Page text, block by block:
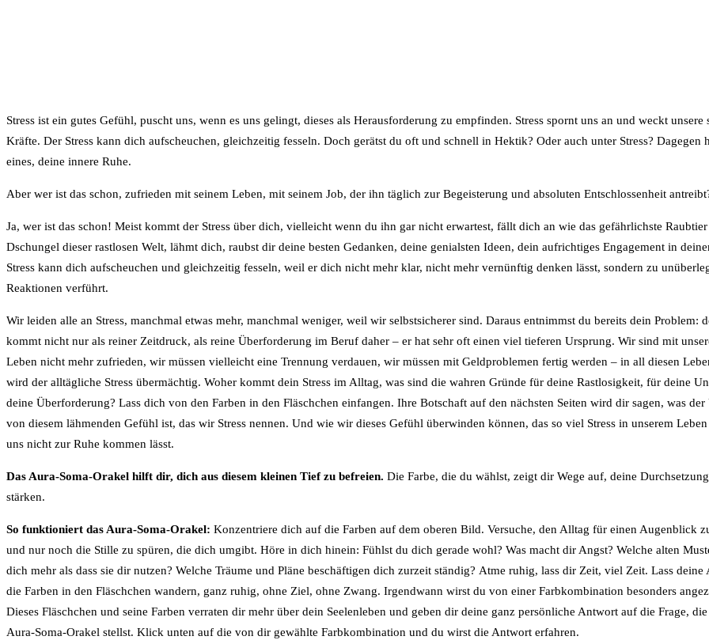
Stress ist ein gutes Gefühl, puscht uns, wenn es uns gelingt, dieses als Herausforderung zu empfinden. Stress spornt uns an und weckt unsere
Kräfte. Der Stress kann dich aufscheuchen, gleichzeitig fesseln. Doch gerätst du oft und schnell in Hektik? Oder auch unter Stress? Dagegen
eines, deine innere Ruhe.
Aber wer ist das schon, zufrieden mit seinem Leben, mit seinem Job, der ihn täglich zur Begeisterung und absoluten Entschlossenheit
Ja, wer ist das schon! Meist kommt der Stress über dich, vielleicht wenn du ihn gar nicht erwartest, fällt dich an wie das gefährlichste
Dschungel dieser rastlosen Welt, lähmt dich, raubst dir deine besten Gedanken, deine genialsten Ideen, dein aufrichtiges Engagement in
Stress kann dich aufscheuchen und gleichzeitig fesseln, weil er dich nicht mehr klar, nicht mehr vernünftig denken lässt, sondern zu
Reaktionen verführt.
Wir leiden alle an Stress, manchmal etwas mehr, manchmal weniger, weil wir selbstsicherer sind. Daraus entnimmst du bereits dein Problem:
kommt nicht nur als reiner Zeitdruck, als reine Überforderung im Beruf daher – er hat sehr oft einen viel tieferen Ursprung. Wir sind mit
Leben nicht mehr zufrieden, wir müssen vielleicht eine Trennung verdauen, wir müssen mit Geldproblemen fertig werden – in all diesen
wird der alltägliche Stress übermächtig. Woher kommt dein Stress im Alltag, was sind die wahren Gründe für deine Rastlosigkeit, für deine
deine Überforderung? Lass dich von den Farben in den Fläschchen einfangen. Ihre Botschaft auf den nächsten Seiten wird dir sagen, was
von diesem lähmenden Gefühl ist, das wir Stress nennen. Und wie wir dieses Gefühl überwinden können, das so viel Stress in unserem
uns nicht zur Ruhe kommen lässt.
Das Aura-Soma-Orakel hilft dir, dich aus diesem kleinen Tief zu befreien. Die Farbe, die du wählst, zeigt dir Wege auf, deine
stärken.
So funktioniert das Aura-Soma-Orakel: Konzentriere dich auf die Farben auf dem oberen Bild. Versuche, den Alltag für einen Augenblick
und nur noch die Stille zu spüren, die dich umgibt. Höre in dich hinein: Fühlst du dich gerade wohl? Was macht dir Angst? Welche alten
dich mehr als dass sie dir nutzen? Welche Träume und Pläne beschäftigen dich zurzeit ständig? Atme ruhig, lass dir Zeit, viel Zeit. Lass deine
die Farben in den Fläschchen wandern, ganz ruhig, ohne Ziel, ohne Zwang. Irgendwann wirst du von einer Farbkombination besonders
Dieses Fläschchen und seine Farben verraten dir mehr über dein Seelenleben und geben dir deine ganz persönliche Antwort auf die Frage,
Aura-Soma-Orakel stellst. Klick unten auf die von dir gewählte Farbkombination und du wirst die Antwort erfahren.